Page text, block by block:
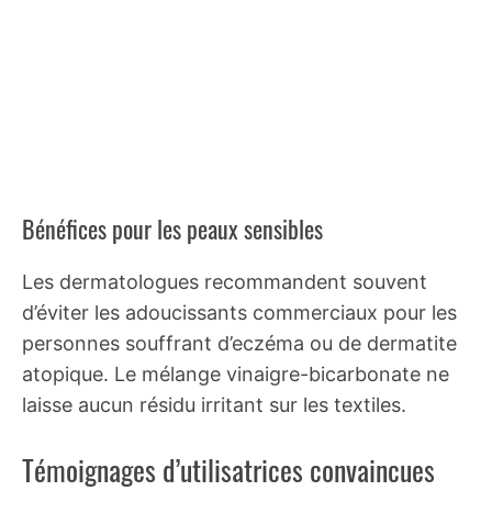
Bénéfices pour les peaux sensibles
Les dermatologues recommandent souvent
d’éviter les adoucissants commerciaux pour les
personnes souffrant d’eczéma ou de dermatite
atopique. Le mélange vinaigre-bicarbonate ne
laisse aucun résidu irritant sur les textiles.
Témoignages d’utilisatrices convaincues